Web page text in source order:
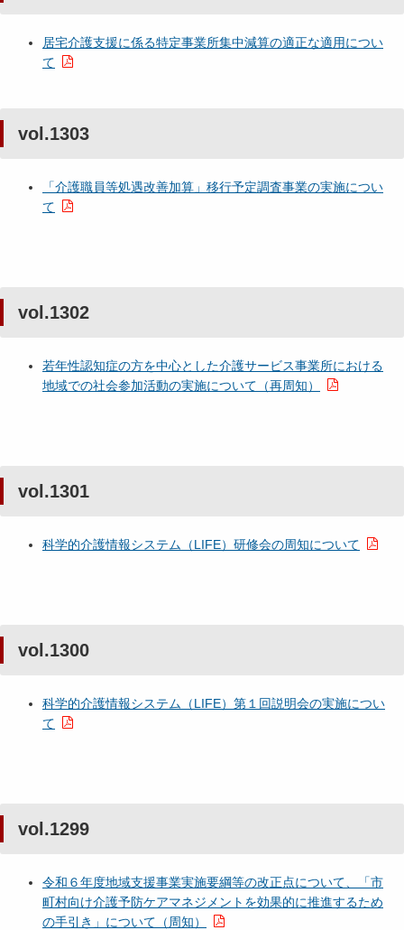
居宅介護支援に係る特定事業所集中減算の適正な適用につい
て
vol.1303
「介護職員等処遇改善加算」移行予定調査事業の実施につい
て
vol.1302
若年性認知症の方を中心とした介護サービス事業所における
地域での社会参加活動の実施について（再周知）
vol.1301
科学的介護情報システム（LIFE）研修会の周知について
vol.1300
科学的介護情報システム（LIFE）第１回説明会の実施につい
て
vol.1299
令和６年度地域支援事業実施要綱等の改正点について、「市
町村向け介護予防ケアマネジメントを効果的に推進するため
の手引き」について（周知）